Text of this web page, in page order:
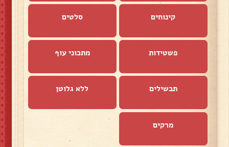
קינוחים סלטים
פשטידות מתכוני עוף
תבשילים ללא גלוטן
מרקים